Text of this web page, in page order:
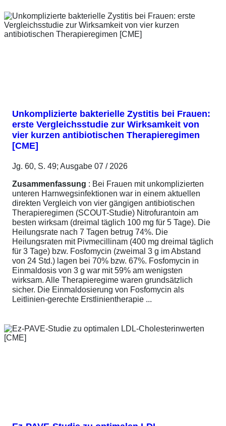
Unkomplizierte bakterielle Zystitis bei Frauen:
erste Vergleichsstudie zur Wirksamkeit von
vier kurzen antibiotischen Therapieregimen
[CME]
Jg. 60, S. 49; Ausgabe 07 / 2026
Zusammenfassung : Bei Frauen mit unkomplizierten
unteren Harnwegsinfektionen war in einem aktuellen
direkten Vergleich von vier gängigen antibiotischen
Therapieregimen (SCOUT-Studie) Nitrofurantoin am
besten wirksam (dreimal täglich 100 mg für 5 Tage). Die
Heilungsrate nach 7 Tagen betrug 74%. Die
Heilungsraten mit Pivmecillinam (400 mg dreimal täglich
für 3 Tage) bzw. Fosfomycin (zweimal 3 g im Abstand
von 24 Std.) lagen bei 70% bzw. 67%. Fosfomycin in
Einmaldosis von 3 g war mit 59% am wenigsten
wirksam. Alle Therapieregime waren grundsätzlich
sicher. Die Einmaldosierung von Fosfomycin als
Leitlinien-gerechte Erstlinientherapie ...